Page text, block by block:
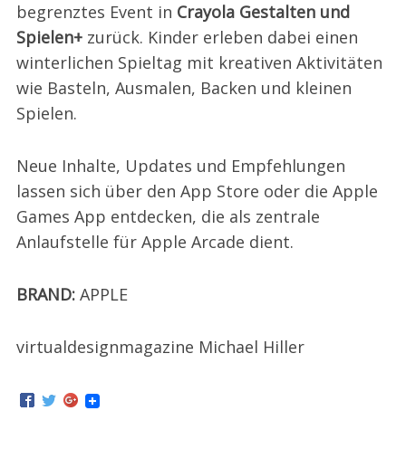
begrenztes Event in Crayola Gestalten und
Spielen+zurück. Kinder erleben dabei einen
winterlichen Spieltag mit kreativen Aktivitäten
wie Basteln, Ausmalen, Backen und kleinen
Spielen.
Neue Inhalte, Updates und Empfehlungen
lassen sich über den App Store oder die Apple
Games App entdecken, die als zentrale
Anlaufstelle für Apple Arcade dient.
BRAND:APPLE
virtualdesignmagazine Michael Hiller